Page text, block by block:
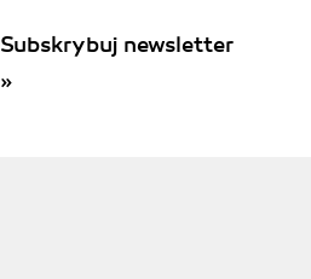
Subskrybuj newsletter
»